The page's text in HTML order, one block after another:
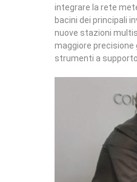
integrare la rete
bacini dei principali
nuove stazioni
maggiore
strumenti a